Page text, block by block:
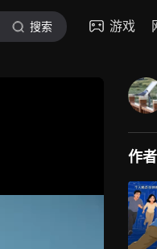
搜索 游戏
作